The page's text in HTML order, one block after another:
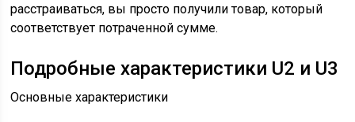
расстраиваться, вы просто получили товар, который
соответствует потраченной сумме.
Подробные характеристики U2 и U3
Основные характеристики